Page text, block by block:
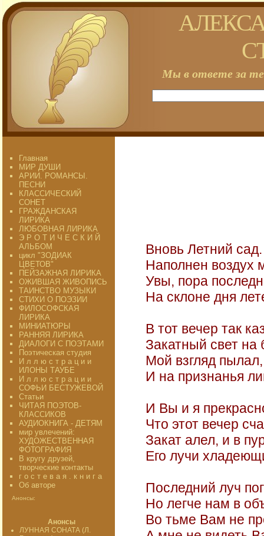
Мы в ответе за
Главная
МИР ДУШИ
АРИИ. РОМАНСЫ.
ПЕСНИ
КЛАССИЧЕСКИЙ
СОНЕТ
ГРАЖДАНСКАЯ
ЛИРИКА
ЛЮБОВНАЯ ЛИРИКА
Э Р О Т И Ч Е С К И Й
АЛЬБОМ
цикл "ЗОДИАК
ЦВЕТОВ"
ПЕЙЗАЖНАЯ ЛИРИКА
ОЖИВШАЯ ЖИВОПИСЬ
ТАИНСТВО МУЗЫКИ
СТИХИ О ПОЭЗИИ
ФИЛОСОФСКАЯ
ЛИРИКА
МИНИАТЮРЫ
РАННЯЯ ЛИРИКА
ДИАЛОГИ С ПОЭТАМИ
Поэтическая студия
И л л ю с т р а ц и и
ИЛОНЫ ТАУБЕ
И л л ю с т р а ц и и
СОФЬИ БЕСТУЖЕВОЙ
Статьи
ЧИТАЯ ПОЭТОВ-
КЛАССИКОВ
АУДИОКНИГА - ДЕТЯМ
мир увлечений:
ХУДОЖЕСТВЕННАЯ
ФОТОГРАФИЯ
В кругу друзей,
творческие контакты
г о с т е в а я . к н и г а
Об авторе
Анонсы:
Анонсы
ЛУННАЯ СОНАТА (Л.
Вновь Летний
Наполнен воздух
Увы, пора
На склоне дня
В тот вечер так
Закатный свет на
Мой взгляд
И на признанья
И Вы и я
Что этот вечер
Закат алел, и в
Его лучи
Последний луч
Но легче нам в
Во тьме Вам не